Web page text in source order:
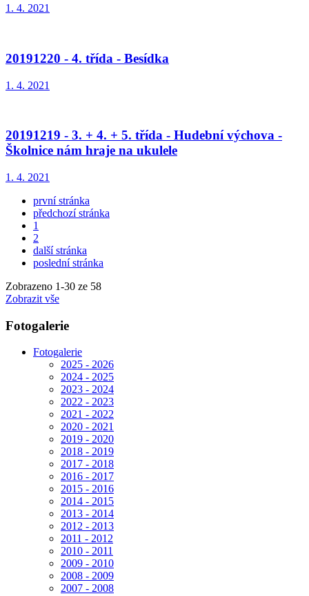
1. 4. 2021
20191220 - 4. třída - Besídka
1. 4. 2021
20191219 - 3. + 4. + 5. třída - Hudební výchova -
Školnice nám hraje na ukulele
1. 4. 2021
první stránka
předchozí stránka
1
2
další stránka
poslední stránka
Zobrazeno 1-30 ze 58
Zobrazit vše
Fotogalerie
Fotogalerie
2025 - 2026
2024 - 2025
2023 - 2024
2022 - 2023
2021 - 2022
2020 - 2021
2019 - 2020
2018 - 2019
2017 - 2018
2016 - 2017
2015 - 2016
2014 - 2015
2013 - 2014
2012 - 2013
2011 - 2012
2010 - 2011
2009 - 2010
2008 - 2009
2007 - 2008